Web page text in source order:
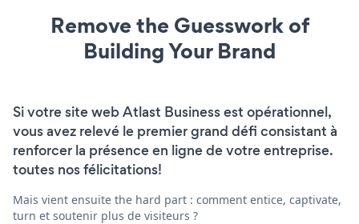
Remove the Guesswork of
Building Your Brand
Si votre site web Atlast Business est opérationnel,
vous avez relevé le premier grand défi consistant à
renforcer la présence en ligne de votre entreprise.
toutes nos félicitations!
Mais vient ensuite the hard part : comment entice, captivate,
turn et soutenir plus de visiteurs ?